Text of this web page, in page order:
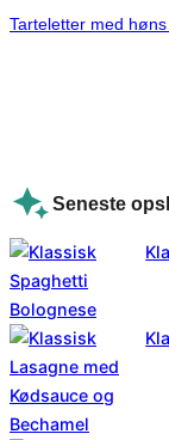
Tarteletter med
Seneste